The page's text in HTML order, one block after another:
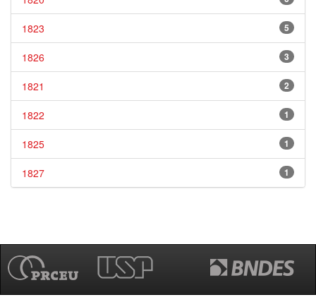
5
1823
3
1826
2
1821
1
1822
1
1825
1
1827